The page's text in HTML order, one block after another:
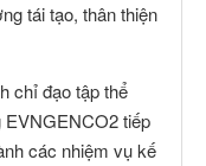
tái tạo, thân thiện
chỉ đạo tập thể
EVNGENCO2 tiếp
các nhiệm vụ kế